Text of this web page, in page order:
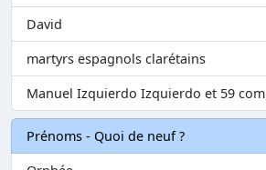
David
martyrs espagnols clarétains
Manuel Izquierdo Izquierdo et 59
Prénoms - Quoi de neuf ?